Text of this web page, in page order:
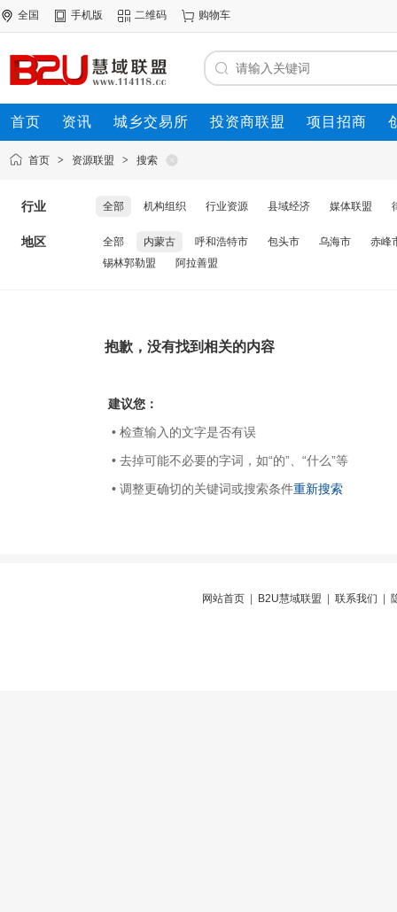
全国 手机版 二维码 购物车
首页 资讯 城乡交易所 投资商联盟 项目招商
资源联盟
首页 > 资源联盟 > 搜索
行业 全部 机构组织 行业资源 县域经济 媒体联盟
地区 全部 内蒙古 呼和浩特市 包头市 乌海市
赤峰
锡林郭勒盟
阿拉善盟
抱歉，没有找到相关的内容
建议您：
• 检查输入的文字是否有误
• 去掉可能不必要的字词，如“的”、“什么”等
• 调整更确切的关键词或搜索条件重新搜索
网站首页| B2U慧域联盟 联系我们